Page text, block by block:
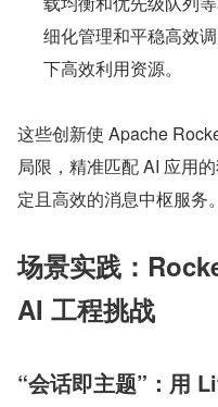
细化管理和平稳高效
下高效利用资源。
这些创新使 Apache
局限，精准匹配 AI 应用
定且高效的消息中枢服务。
场景实践：
AI 工程挑战
“会话即主题”：用